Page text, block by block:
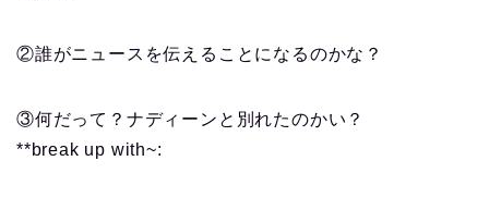
②誰がニュースを伝えることになるのかな？
③何だって？ナディーンと別れたのかい？
**break up with~: